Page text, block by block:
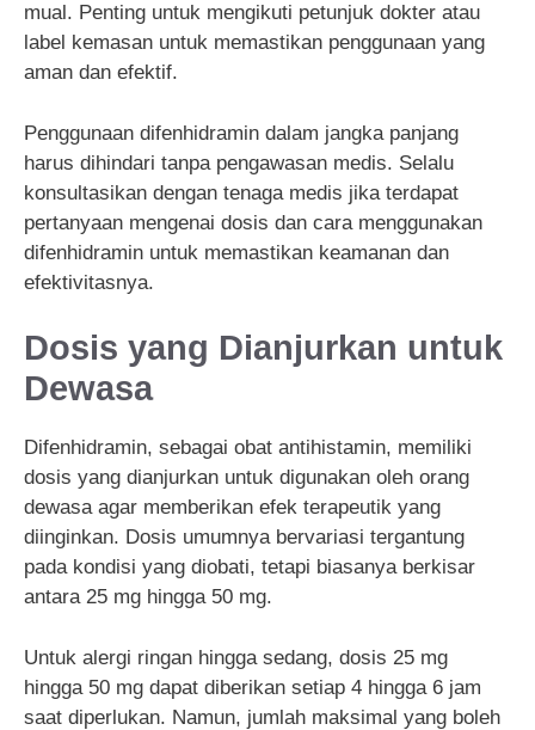
mual. Penting untuk mengikuti petunjuk dokter atau
label kemasan untuk memastikan penggunaan yang
aman dan efektif.
Penggunaan difenhidramin dalam jangka panjang
harus dihindari tanpa pengawasan medis. Selalu
konsultasikan dengan tenaga medis jika terdapat
pertanyaan mengenai dosis dan cara menggunakan
difenhidramin untuk memastikan keamanan dan
efektivitasnya.
Dosis yang Dianjurkan untuk
Dewasa
Difenhidramin, sebagai obat antihistamin, memiliki
dosis yang dianjurkan untuk digunakan oleh orang
dewasa agar memberikan efek terapeutik yang
diinginkan. Dosis umumnya bervariasi tergantung
pada kondisi yang diobati, tetapi biasanya berkisar
antara 25 mg hingga 50 mg.
Untuk alergi ringan hingga sedang, dosis 25 mg
hingga 50 mg dapat diberikan setiap 4 hingga 6 jam
saat diperlukan. Namun, jumlah maksimal yang boleh